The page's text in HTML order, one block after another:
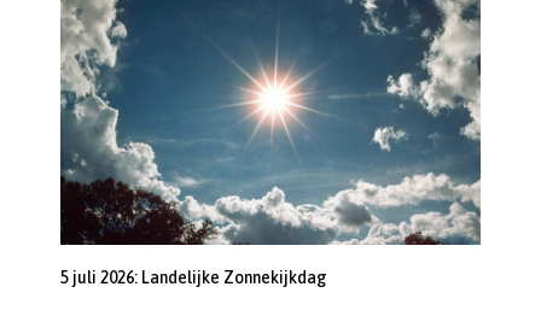
5 juli 2026: Landelijke Zonnekijkdag